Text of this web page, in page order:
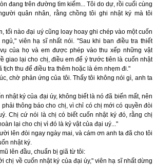
đang trên đường tìm kiếm... Tôi do dự, rồi cuối cùng
quân nhân, rằng chồng tôi ghi nhật ký mà tôi
tối nào đại uý cũng loay hoay ghi chép vào một cuốn
viên hạ sĩ nhất nói. "Sau khi ban điều tra thiết
của họ và em được phép vào thu xếp những vật
giao lại cho chị, điều em để ý trước tiên là cuốn nhật
tịch thu để điều tra thêm hoặc là ém nhẹm đi."
chờ phản ứng của tôi. Thấy tôi không nói gì, anh ta
nhật ký của đại úy, không biết là nó đã biến mất, nên
thông báo cho chị, vì chỉ có chị mới có quyền đòi
Chị cứ nói là chị có biết cuốn nhật ký đó, rằng chị
lại cho chị vì đó là kỷ vật của đại uý..."
lên đòi ngay ngày mai, và cám ơn anh ta đã cho tôi
nhật ký.
lên đầu, chuẩn bị giã từ tôi:
chị về cuốn nhật ký của đại úy," viên hạ sĩ nhất dừng